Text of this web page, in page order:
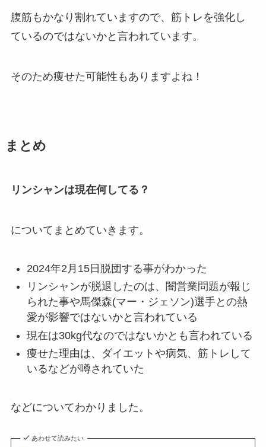
腹筋もかなり割れていますので、筋トレを強化し
ているのではないかと言われています。
そのため痩せた可能性もありますよね！
まとめ
リンシャンは現在何してる？
についてまとめていきます。
2024年2月15日脱団する事がわかった
リンシャンが脱退したのは、闇営業問題が報じ
られた事や馬傑森(マー・ジェソン)選手との熱
愛が影響ではないかと言われている
現在は30kg代なのではないかとも言われている
痩せた理由は、ダイエットや病気、筋トレして
いるなどが噂されていた
などについてわかりました。
あわせて読みたい